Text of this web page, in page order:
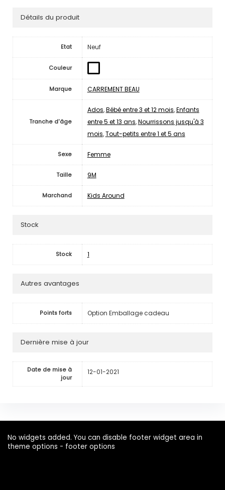
Détails du produit
Etat Neuf
Couleur
Marque CARREMENT BEAU
Tranche d'âge
Ados,Bébé entre 3 et 12 mois,Enfants
entre 5 et 13 ans,Nourrissons jusqu'à 3
mois,Tout-petits entre 1 et 5 ans
Sexe Femme
Taille 9M
Marchand Kids Around
Stock
Stock 1
Autres avantages
Points forts Option Emballage cadeau
Dernière mise à jour
Date de mise à
jour
12-01-2021
No widgets added. You can disable footer widget area in
theme options - footer options